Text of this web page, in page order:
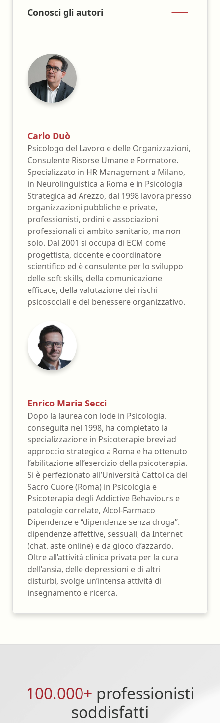
Conosci gli autori
Carlo Duò
Psicologo del Lavoro e delle Organizzazioni,
Consulente Risorse Umane e Formatore.
Specializzato in HR Management a Milano,
in Neurolinguistica a Roma e in Psicologia
Strategica ad Arezzo, dal 1998 lavora presso
organizzazioni pubbliche e private,
professionisti, ordini e associazioni
professionali di ambito sanitario, ma non
solo. Dal 2001 si occupa di ECM come
progettista, docente e coordinatore
scientifico ed è consulente per lo sviluppo
delle soft skills, della comunicazione
efficace, della valutazione dei rischi
psicosociali e del benessere organizzativo.
Enrico Maria Secci
Dopo la laurea con lode in Psicologia,
conseguita nel 1998, ha completato la
specializzazione in Psicoterapie brevi ad
approccio strategico a Roma e ha ottenuto
l’abilitazione all’esercizio della psicoterapia.
Si è perfezionato all’Università Cattolica del
Sacro Cuore (Roma) in Psicologia e
Psicoterapia degli Addictive Behaviours e
patologie correlate, Alcol-Farmaco
Dipendenze e “dipendenze senza droga”:
dipendenze affettive, sessuali, da Internet
(chat, aste online) e da gioco d’azzardo.
Oltre all’attività clinica privata per la cura
dell’ansia, delle depressioni e di altri
disturbi, svolge un’intensa attività di
insegnamento e ricerca.
100.000+ professionisti
soddisfatti